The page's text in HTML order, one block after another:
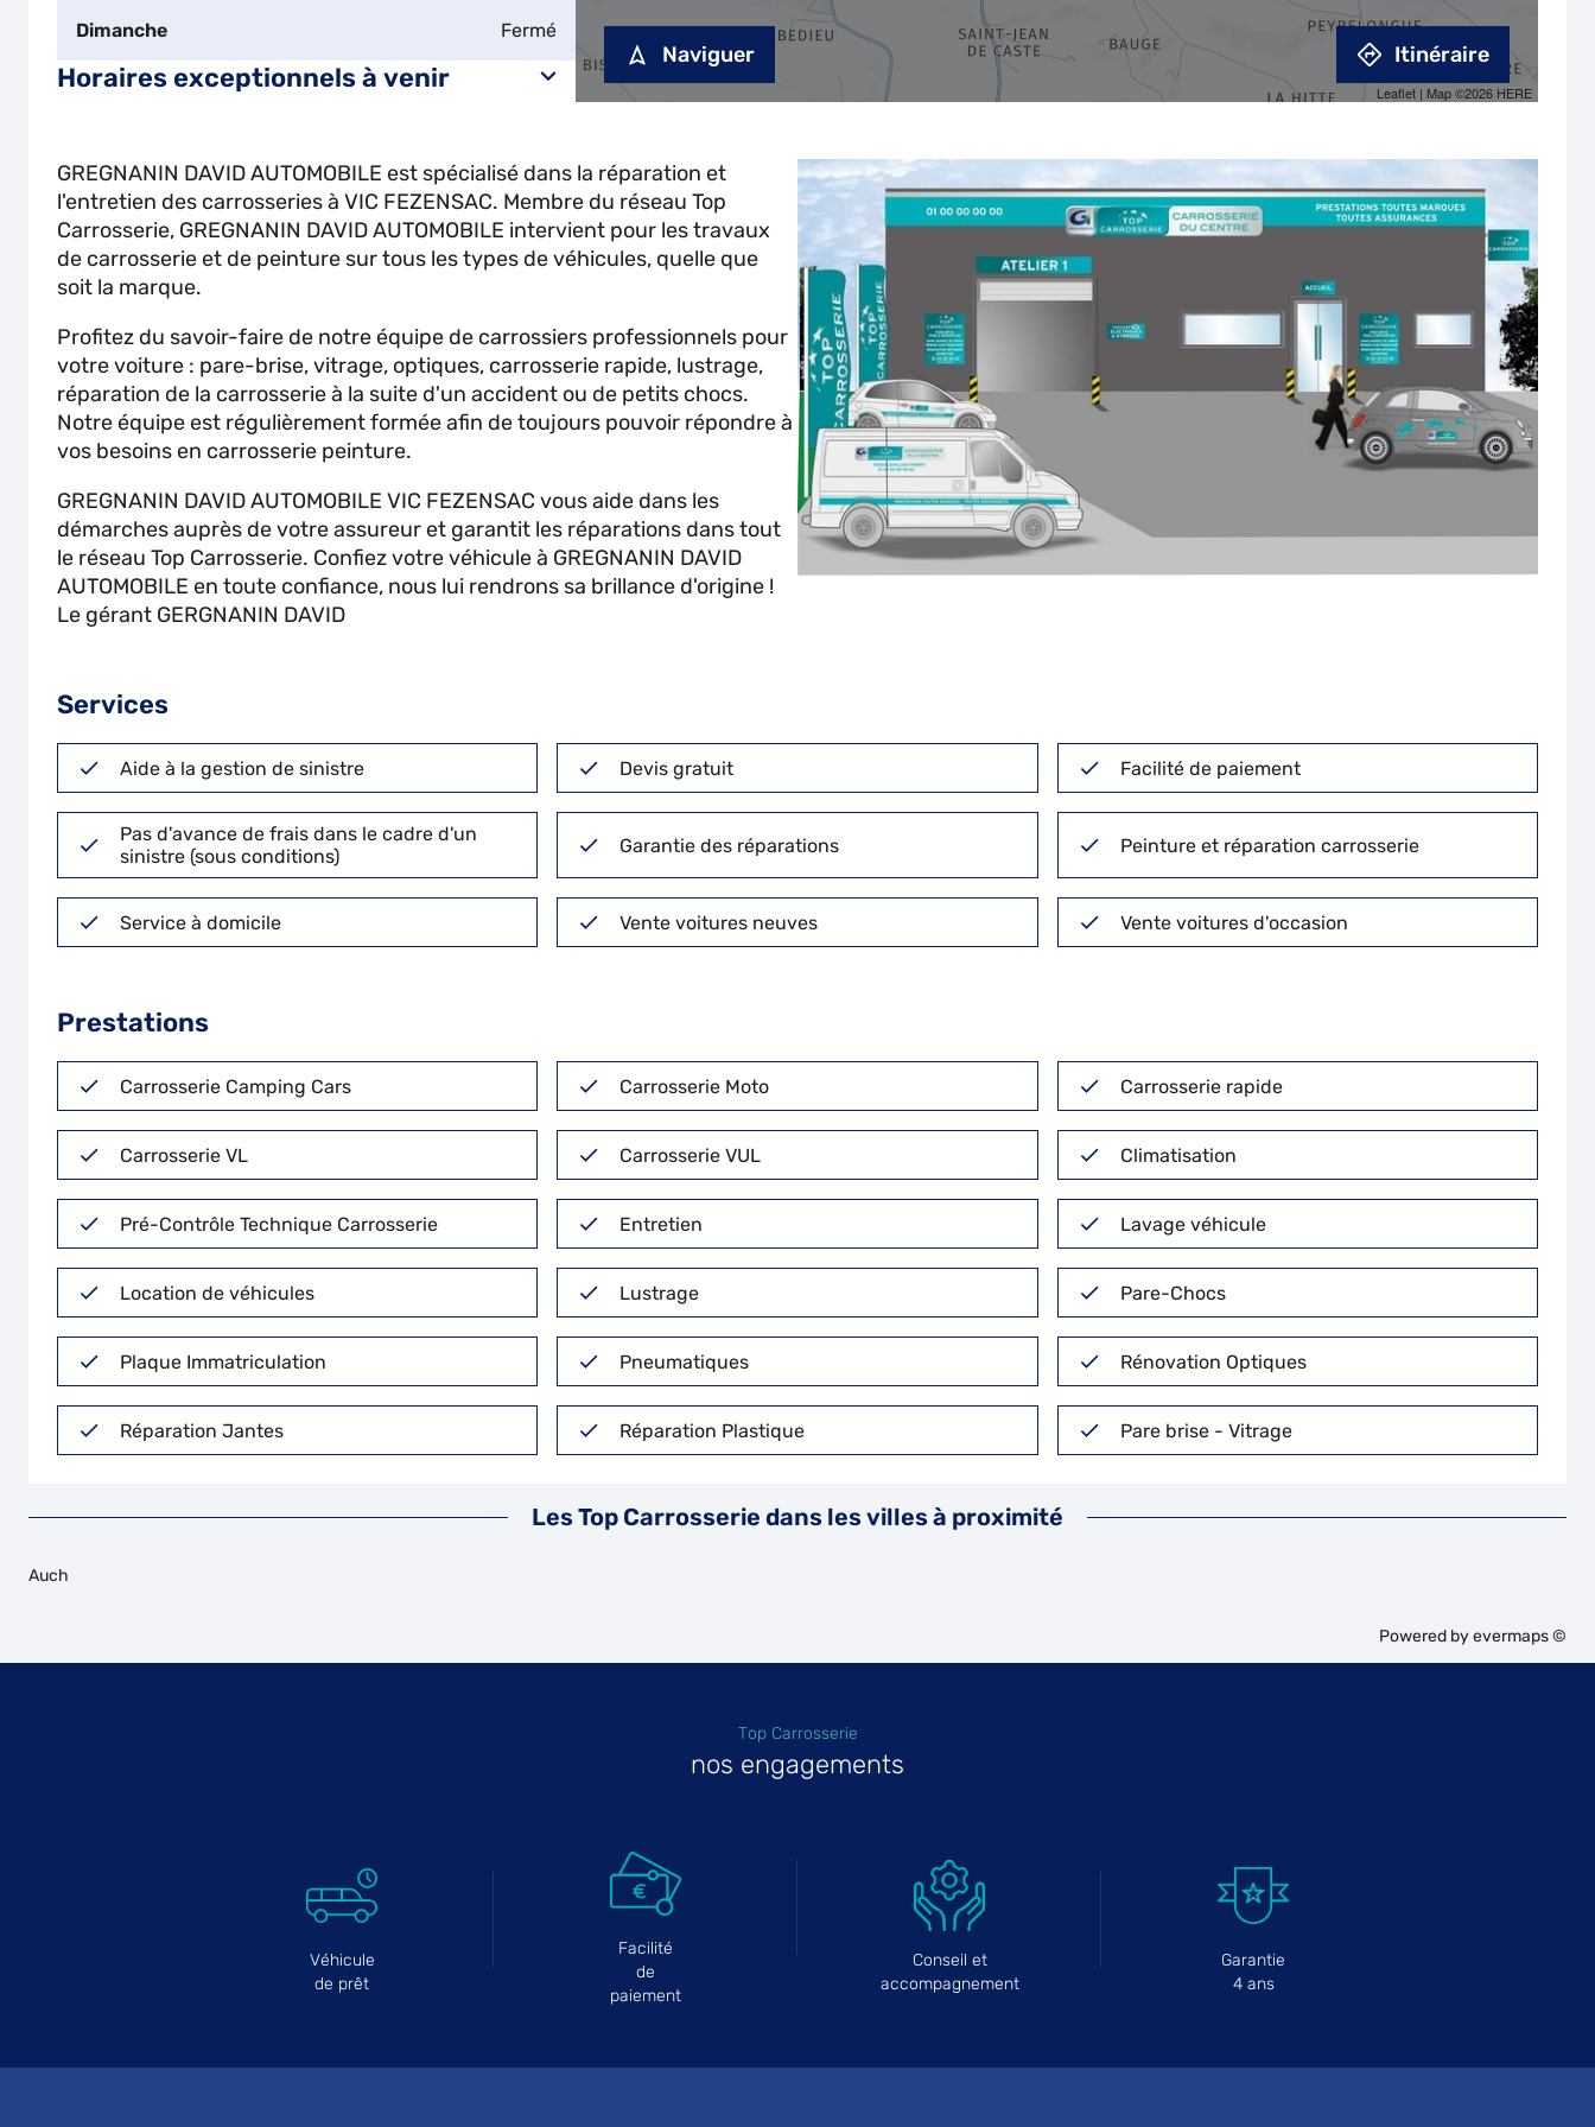
Dimanche Fermé
Horaires exceptionnels à venir Leaflet | Map ©2026 HERE
Naviguer Itinéraire
GREGNANIN DAVID AUTOMOBILE est spécialisé dans la réparation et
l'entretien des carrosseries à VIC FEZENSAC. Membre du réseau Top
Carrosserie, GREGNANIN DAVID AUTOMOBILE intervient pour les travaux
de carrosserie et de peinture sur tous les types de véhicules, quelle que
soit la marque.
Profitez du savoir-faire de notre équipe de carrossiers professionnels pour
votre voiture : pare-brise, vitrage, optiques, carrosserie rapide, lustrage,
réparation de la carrosserie à la suite d'un accident ou de petits chocs.
Notre équipe est régulièrement formée afin de toujours pouvoir répondre à
vos besoins en carrosserie peinture.
GREGNANIN DAVID AUTOMOBILE VIC FEZENSAC vous aide dans les
démarches auprès de votre assureur et garantit les réparations dans tout
le réseau Top Carrosserie. Confiez votre véhicule à GREGNANIN DAVID
AUTOMOBILE en toute confiance, nous lui rendrons sa brillance d'origine !
Le gérant GERGNANIN DAVID
Services
Aide à la gestion de sinistre Devis gratuit Facilité de paiement
Pas d'avance de frais dans le cadre d'un
sinistre (sous conditions)
Garantie des réparations Peinture et réparation carrosserie
Service à domicile Vente voitures neuves Vente voitures d'occasion
Prestations
Carrosserie Camping Cars Carrosserie Moto Carrosserie rapide
Carrosserie VL Carrosserie VUL Climatisation
Pré-Contrôle Technique Carrosserie Entretien Lavage véhicule
Location de véhicules Lustrage Pare-Chocs
Plaque Immatriculation Pneumatiques Rénovation Optiques
Réparation Jantes Réparation Plastique Pare brise - Vitrage
Les Top Carrosserie dans les villes à proximité
Auch
Powered byevermaps ©
Top Carrosserie
nos engagements
Véhicule
de prêt
Facilité
de
paiement
Conseil et
accompagnement
Garantie
4 ans